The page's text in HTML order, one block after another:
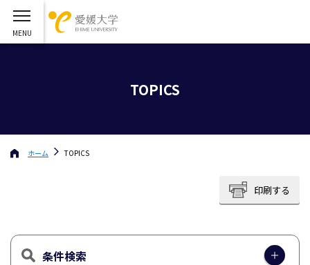
TOPICS
ホーム TOPICS
印刷する
条件検索